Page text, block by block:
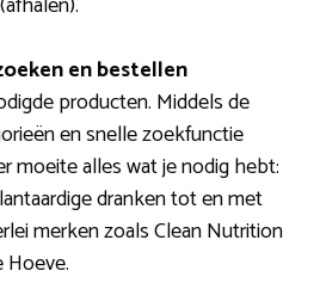
en bestellen
producten. Middels de
en snelle zoekfunctie
moeite alles wat je nodig hebt:
dranken tot en met
merken zoals Clean Nutrition
Hoeve.